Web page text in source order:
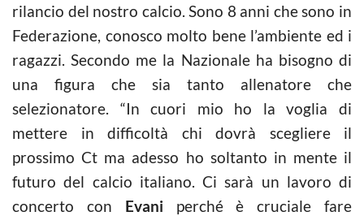
rilancio del nostro calcio. Sono 8 anni che sono in
Federazione, conosco molto bene l’ambiente ed i
ragazzi. Secondo me la Nazionale ha bisogno di
una figura che sia tanto allenatore che
selezionatore. “In cuori mio ho la voglia di
mettere in difficoltà chi dovrà scegliere il
prossimo Ct ma adesso ho soltanto in mente il
futuro del calcio italiano. Ci sarà un lavoro di
concerto con Evani perché è cruciale fare